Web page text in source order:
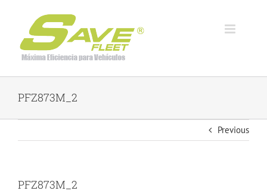
content
PFZ873M_2
Previous
PFZ873M_2